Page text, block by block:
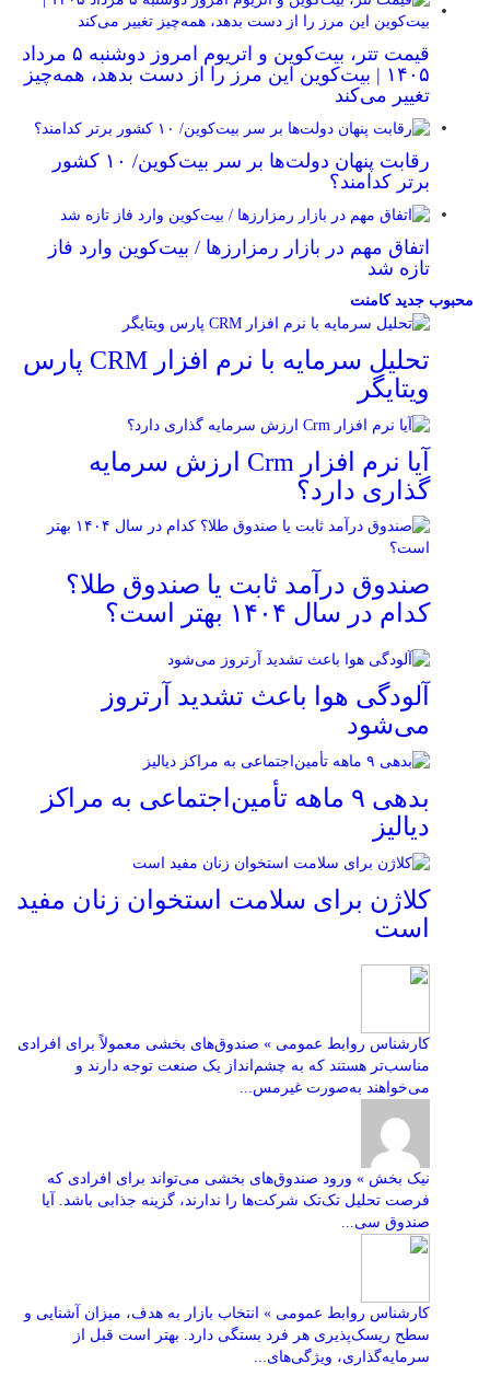
قیمت تتر، بیت‌کوین و اتریوم امروز دوشنبه ۵ مرداد
۱۴۰۵ | بیت‌کوین این مرز را از دست بدهد، همه‌چیز
تغییر می‌کند
رقابت پنهان دولت‌ها بر سر بیت‌کوین/ ۱۰ کشور
برتر کدامند؟
اتفاق مهم در بازار رمزارزها / بیت‌کوین وارد فاز
تازه شد
محبوب جدیدکامنت
تحلیل سرمایه با نرم افزار CRM پارس
ویتایگر
آیا نرم افزار Crm ارزش سرمایه
گذاری دارد؟
صندوق درآمد ثابت یا صندوق طلا؟
کدام در سال ۱۴۰۴ بهتر است؟
آلودگی هوا باعث تشدید آرتروز
می‌شود
بدهی ۹ ماهه تأمین‌اجتماعی به مراکز
دیالیز
کلاژن برای سلامت استخوان زنان مفید
است
کارشناس روابط عمومی » صندوق‌های بخشی معمولاً برای افرادی
مناسب‌تر هستند که به چشم‌انداز یک صنعت توجه دارند و
می‌خواهند به‌صورت غیرمس...
نیک بخش » ورود صندوق‌های بخشی می‌تواند برای افرادی که
فرصت تحلیل تک‌تک شرکت‌ها را ندارند، گزینه جذابی باشد. آیا
صندوق سی...
کارشناس روابط عمومی » انتخاب بازار به هدف، میزان آشنایی و
سطح ریسک‌پذیری هر فرد بستگی دارد. بهتر است قبل از
سرمایه‌گذاری، ویژگی‌های...